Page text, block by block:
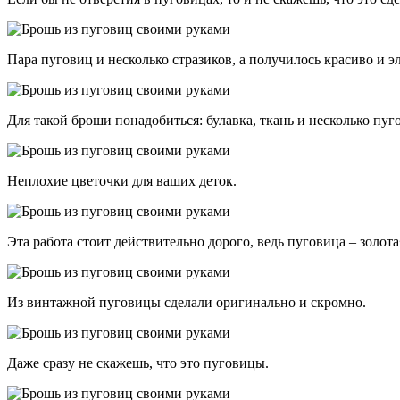
Пара пуговиц и несколько стразиков, а получилось красиво и
Для такой броши понадобиться: булавка, ткань и несколько
Неплохие цветочки для ваших деток.
Эта работа стоит действительно дорого, ведь пуговица –
Из винтажной пуговицы сделали оригинально и скромно.
Даже сразу не скажешь, что это пуговицы.